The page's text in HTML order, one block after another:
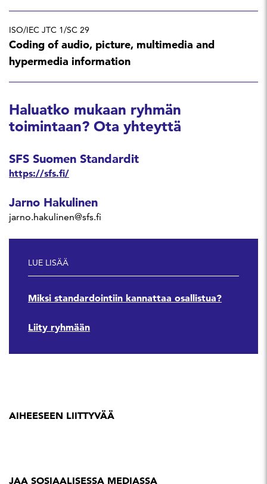
ISO/IEC JTC 1/SC 29
Coding of audio, picture, multimedia and
hypermedia information
Haluatko mukaan ryhmän
toimintaan? Ota yhteyttä
SFS Suomen Standardit
https://sfs.fi/
Jarno Hakulinen
jarno.hakulinen@sfs.fi
LUE LISÄÄ
Miksi standardointiin kannattaa osallistua?
Liity ryhmään
AIHEESEEN LIITTYVÄÄ
JAA SOSIAALISESSA MEDIASSA